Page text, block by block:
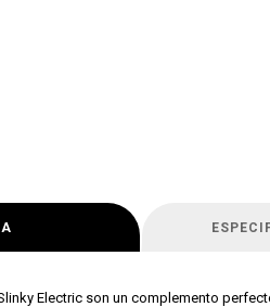
Electric son un complemento